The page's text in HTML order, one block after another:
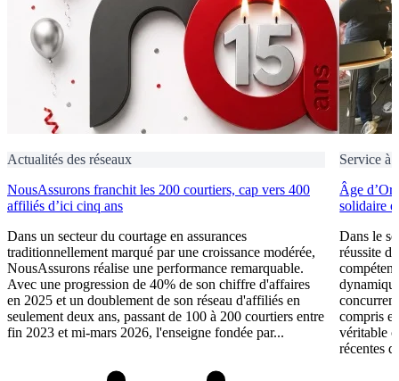
Actualités des réseaux
NousAssurons franchit les 200 courtiers, cap vers 400
affiliés d’ici cinq ans
Dans un secteur du courtage en assurances
traditionnellement marqué par une croissance modérée,
NousAssurons réalise une performance remarquable.
Avec une progression de 40% de son chiffre d'affaires
en 2025 et un doublement de son réseau d'affiliés en
seulement deux ans, passant de 100 à 200 courtiers entre
fin 2023 et mi-mars 2026, l'enseigne fondée par...
Service à
Âge d’Or
solidaire
Dans le
réussite
compris
véritable
récentes